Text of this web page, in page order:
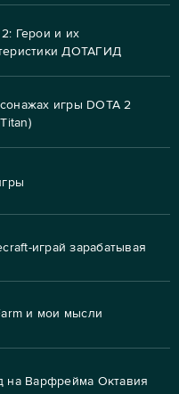
2: Герои и их
ДОТАГИД
игры DOTA 2
играй зарабатывая
и мои мысли
на Варфрейма Октавия